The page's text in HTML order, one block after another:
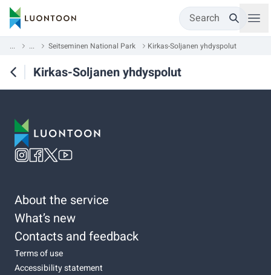
Search
... ... Seitseminen National Park Kirkas-Soljanen yhdyspolut
Kirkas-Soljanen yhdyspolut
About the service
What’s new
Contacts and feedback
Terms of use
Accessibility statement